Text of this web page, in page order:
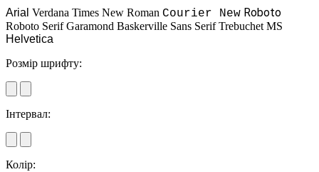
Arial Verdana Times New Roman Courier New Roboto
Roboto Serif Garamond Baskerville Sans Serif Trebuchet MS
Helvetica
Розмір шрифту:
Інтервал:
Колір: